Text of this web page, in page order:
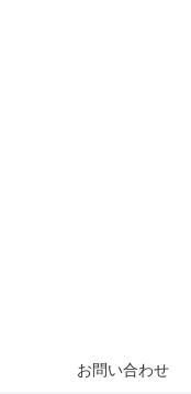
お問い合わせ